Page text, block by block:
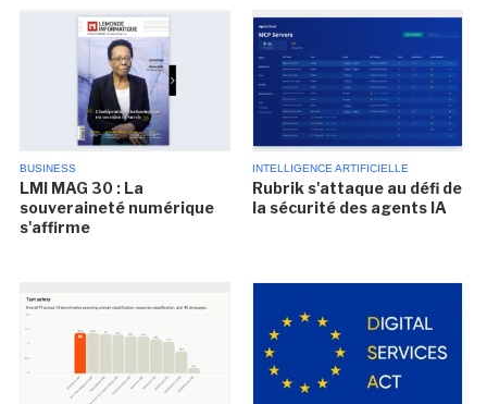
BUSINESS
LMI MAG 30 : La
souveraineté numérique
s'affirme
INTELLIGENCE ARTIFICIELLE
Rubrik s'attaque au défi de
la sécurité des agents IA